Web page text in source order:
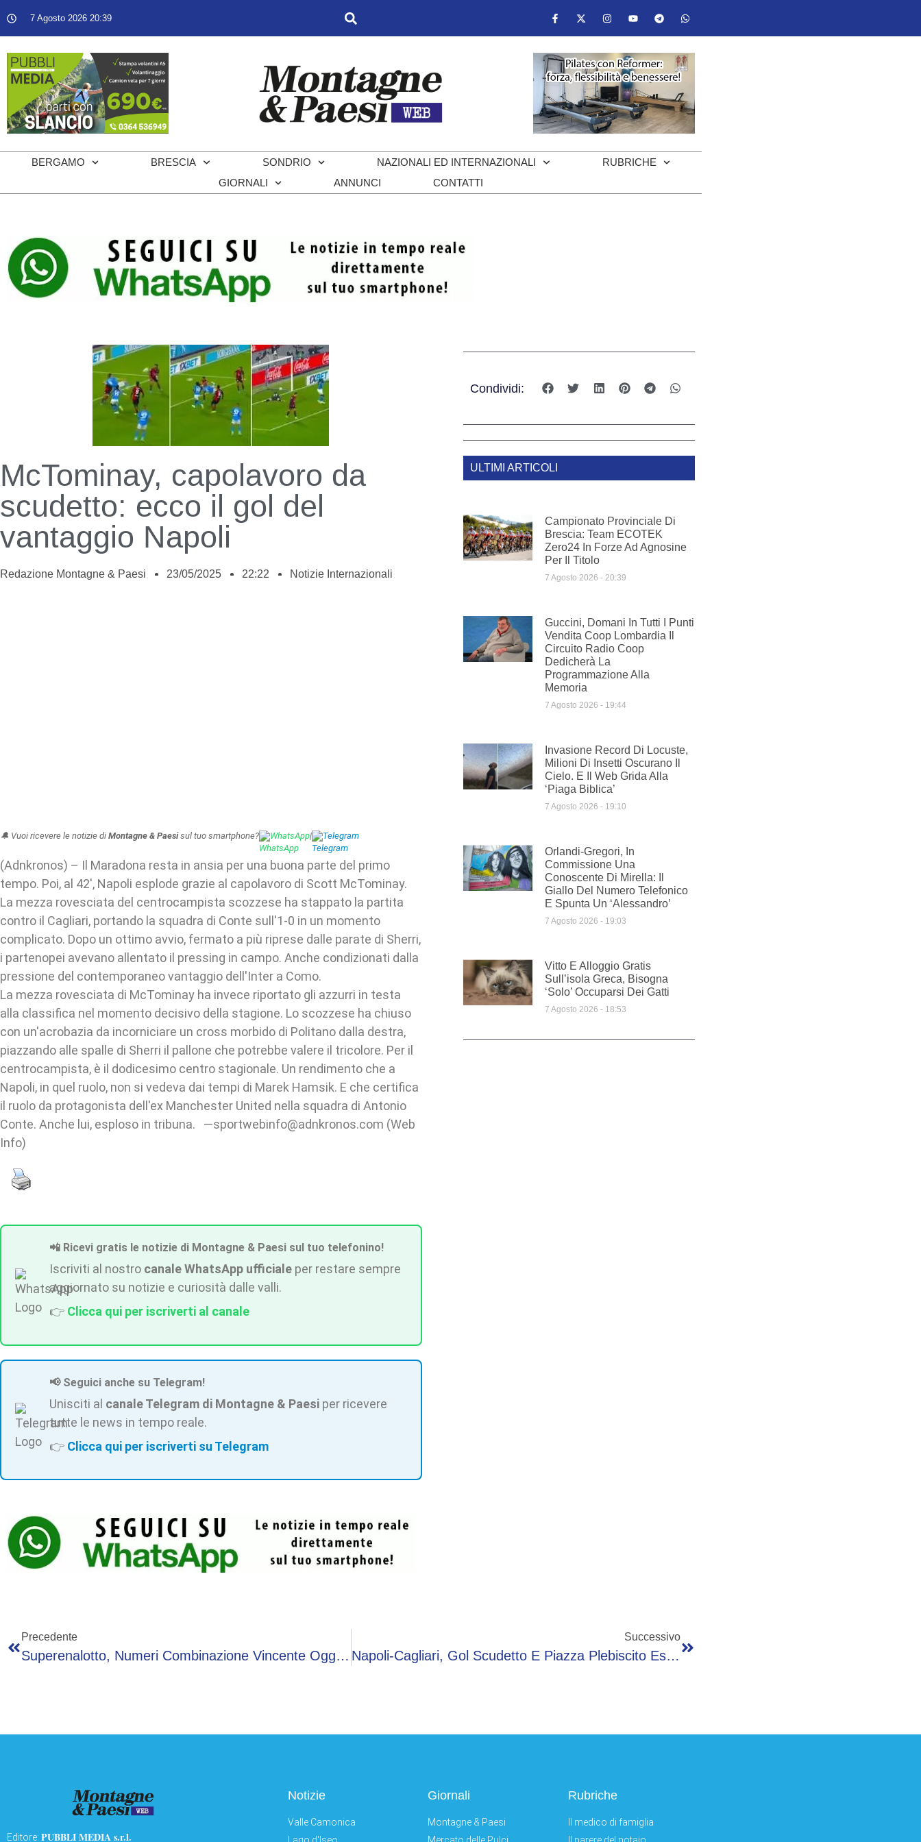
7 Agosto 2026 20:39
BERGAMO BRESCIA SONDRIO NAZIONALI ED INTERNAZIONALI
RUBRICHE
GIORNALI
ANNUNCI CONTATTI
McTominay, capolavoro da
scudetto: ecco il gol del
vantaggio Napoli
Redazione Montagne & Paesi 23/05/2025 22:22 Notizie Internazionali
🔔 Vuoi ricevere le notizie di Montagne & Paesisul tuo smartphone? WhatsApp| Telegram
(Adnkronos) – Il Maradona resta in ansia per una buona parte del primo
tempo. Poi, al 42', Napoli esplode grazie al capolavoro di Scott McTominay.
La mezza rovesciata del centrocampista scozzese ha stappato la partita
contro il Cagliari, portando la squadra di Conte sull'1-0 in un momento
complicato. Dopo un ottimo avvio, fermato a più riprese dalle parate di Sherri,
i partenopei avevano allentato il pressing in campo. Anche condizionati dalla
pressione del contemporaneo vantaggio dell'Inter a Como.
La mezza rovesciata di McTominay ha invece riportato gli azzurri in testa
alla classifica nel momento decisivo della stagione. Lo scozzese ha chiuso
con un'acrobazia da incorniciare un cross morbido di Politano dalla destra,
piazzando alle spalle di Sherri il pallone che potrebbe valere il tricolore. Per il
centrocampista, è il dodicesimo centro stagionale. Un rendimento che a
Napoli, in quel ruolo, non si vedeva dai tempi di Marek Hamsik. E che certifica
il ruolo da protagonista dell'ex Manchester United nella squadra di Antonio
Conte. Anche lui, esploso in tribuna. —sportwebinfo@adnkronos.com (Web
Info)
📲 Ricevi gratis le notizie di Montagne & Paesi sul tuo telefonino!
Iscriviti al nostro canale WhatsApp ufficiale per restare sempre
aggiornato su notizie e curiosità dalle valli.
👉 Clicca qui per iscriverti al canale
📢 Seguici anche su Telegram!
Unisciti al canale Telegram di Montagne & Paesi per ricevere
tutte le news in tempo reale.
👉 Clicca qui per iscriverti su Telegram
Condividi:
ULTIMI ARTICOLI
Campionato Provinciale Di
Brescia: Team ECOTEK
Zero24 In Forze Ad Agnosine
Per Il Titolo
7 Agosto 2026 20:39
Guccini, Domani In Tutti I Punti
Vendita Coop Lombardia Il
Circuito Radio Coop
Dedicherà La
Programmazione Alla
Memoria
7 Agosto 2026 19:44
Invasione Record Di Locuste,
Milioni Di Insetti Oscurano Il
Cielo. E Il Web Grida Alla
‘piaga Biblica’
7 Agosto 2026 19:10
Orlandi-Gregori, In
Commissione Una
Conoscente Di Mirella: Il
Giallo Del Numero Telefonico
E Spunta Un ‘Alessandro’
7 Agosto 2026 19:03
Vitto E Alloggio Gratis
Sull’isola Greca, Bisogna
‘solo’ Occuparsi Dei Gatti
7 Agosto 2026 18:53
Precedente
Superenalotto, Numeri Combinazione Vincente Oggi 23 Maggio
Successivo
Napoli-Cagliari, Gol Scudetto E Piazza Plebiscito Esplode – Video
Editore: PUBBLI MEDIA s.r.l.
Notizie
Valle Camonica
Giornali
Montagne & Paesi
Rubriche
Il medico di famiglia